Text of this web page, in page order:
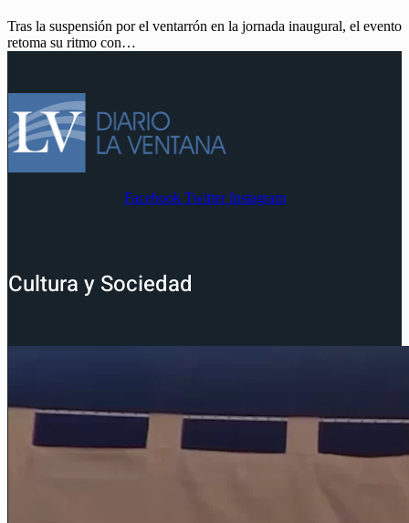
Tras la suspensión por el ventarrón en la jornada inaugural, el evento
retoma su ritmo con…
Facebook Twitter Instagram
Cultura y Sociedad